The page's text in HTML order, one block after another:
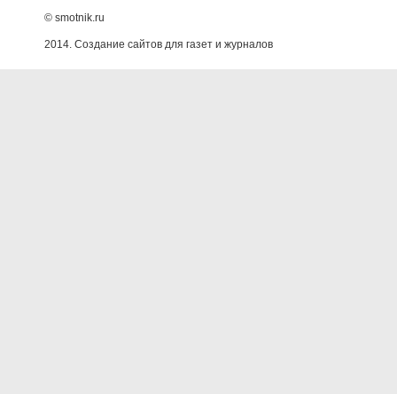
© smotnik.ru
2014. Создание сайтов для газет и журналов